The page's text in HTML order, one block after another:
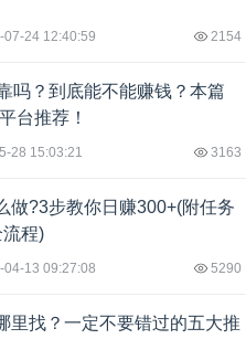
07-24 12:40:59 2154
吗？到底能不能赚钱？本篇
台推荐！
28 15:03:21 3163
做?3步教你日赚300+(附任务
程)
04-13 09:27:08 5290
里找？一定不要错过的五大推